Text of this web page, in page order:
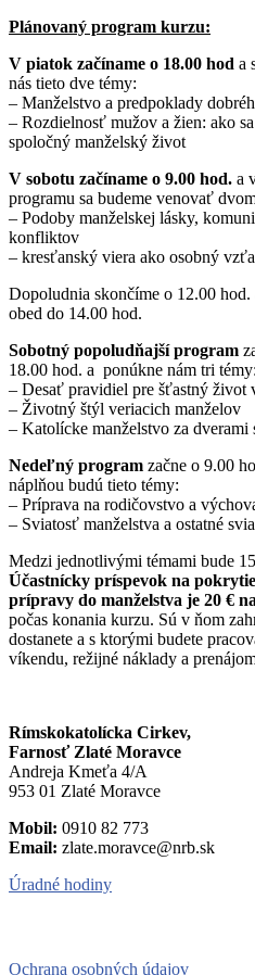
Plánovaný program kurzu:
V piatok začíname o 18.00 hod a
nás tieto dve témy:
– Manželstvo a predpoklady
– Rozdielnosť mužov a žien: ako
spoločný manželský život
V sobotu začíname o 9.00 hod. a
programu sa budeme venovať
– Podoby manželskej lásky,
konfliktov
– kresťanský viera ako osobný
Dopoludnia skončíme o 12.00 hod.
obed do 14.00 hod.
Sobotný popoludňajší program
18.00 hod. a ponúkne nám tri témy:
– Desať pravidiel pre šťastný život
– Životný štýl veriacich manželov
– Katolícke manželstvo za dverami
Nedeľný program začne o 9.00
náplňou budú tieto témy:
– Príprava na rodičovstvo a
– Sviatosť manželstva a ostatné
Medzi jednotlivými témami bude
Účastnícky príspevok na
prípravy do manželstva je 20 €
počas konania kurzu. Sú v ňom
dostanete a s ktorými budete
víkendu, režijné náklady a
Rímskokatolícka Cirkev,
Farnosť Zlaté Moravce
Andreja Kmeťa 4/A
953 01 Zlaté Moravce
Mobil: 0910 82 773
Email: zlate.moravce@nrb.sk
Úradné hodiny
Ochrana osobných údajov